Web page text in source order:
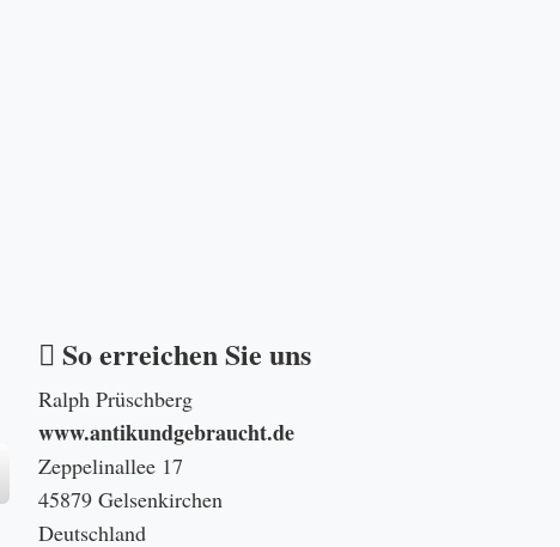
So erreichen Sie uns
Ralph Prüschberg
www.antikundgebraucht.de
Zeppelinallee 17
45879 Gelsenkirchen
Deutschland